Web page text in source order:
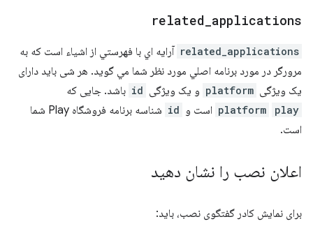
related applications
related_applications آرايه اي با فهرستي از اشياء است که به
مرورگر در مورد برنامه اصلي مورد نظر شما مي گويد. هر شی باید دارای
یک ویژگی platform و یک ویژگی id باشد. جایی که
platform play است و id
شناسه برنامه فروشگاه Play شما
است.
اعلان نصب را نشان دهید
برای نمایش کادر گفتگوی نصب، باید: